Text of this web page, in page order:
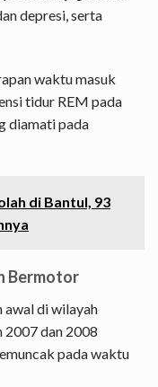
depresi, serta
waktu masuk
tidur REM pada
diamati pada
di Bantul, 93
Bermotor
awal di wilayah
2007 dan 2008
pada waktu